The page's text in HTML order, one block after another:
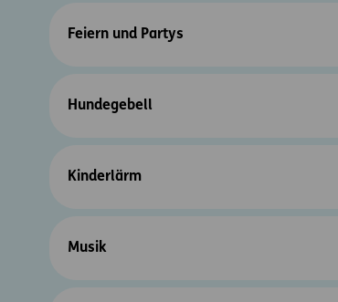
Feiern und Partys
Hundegebell
Kinderlärm
Musik